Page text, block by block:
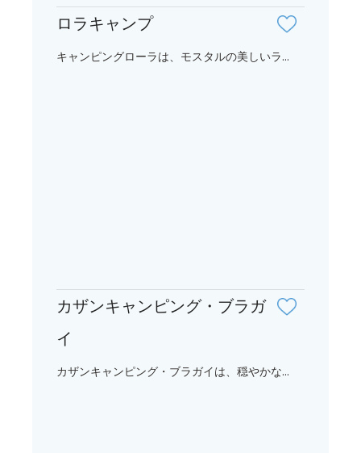
ロラキャンプ
キャンピングローラは、モスタルの美しいラ...
カザンキャンピング・ブラガ
イ
カザンキャンピング・ブラガイは、穏やかな...